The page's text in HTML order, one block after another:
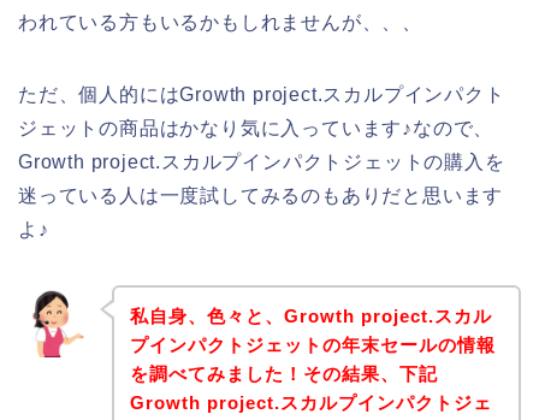
われている方もいるかもしれませんが、、、
ただ、個人的にはGrowth project.スカルプインパクト
ジェットの商品はかなり気に入っています♪なので、
Growth project.スカルプインパクトジェットの購入を
迷っている人は一度試してみるのもありだと思います
よ♪
私自身、色々と、Growth project.スカル
プインパクトジェットの年末セールの情報
を調べてみました！その結果、下記
Growth project.スカルプインパクトジェ